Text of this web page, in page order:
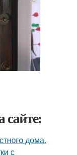
сайте:
дома.
с